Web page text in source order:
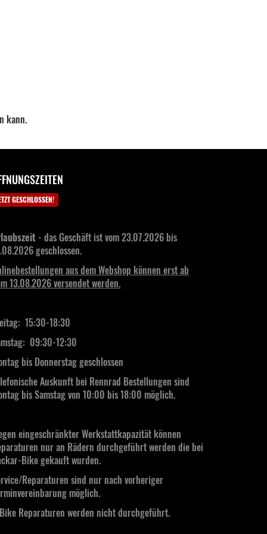
kann.
GESCHLOSSEN!
- das Geschäft ist vom 23.07.2026 bis
geschlossen.
aus dem Webshop können erst ab
13.08.2026 versendet werden.
15:30-18:30
09:30-12:30
bis Donnerstag geschlossen
Auskunft bei Rennrad Bestellungen sind
bis Samstag von 10:00 bis 18:00 möglich.
eingeschränkter Werkstattkapazität können
nur an Rädern durchgeführt werden die bei
Bike gekauft wurden.
Reparaturen sind nur nach vorheriger
möglich.
Reparaturen werden nicht durchgeführt.